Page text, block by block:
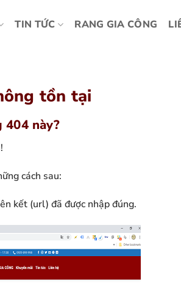
TIN TỨC RANG GIA CÔNG
tồn tại
404 này?
cách sau:
kết (url) đã được nhập đúng.